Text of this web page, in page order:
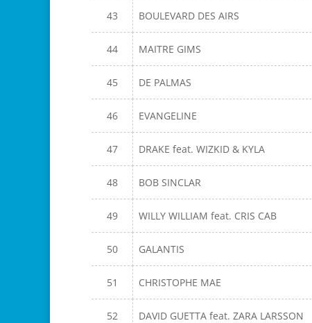
43 BOULEVARD DES AIRS
44 MAITRE GIMS
45 DE PALMAS
46 EVANGELINE
47 DRAKE feat. WIZKID & KYLA
48 BOB SINCLAR
49 WILLY WILLIAM feat. CRIS CAB
50 GALANTIS
51 CHRISTOPHE MAE
52 DAVID GUETTA feat. ZARA LARSSON